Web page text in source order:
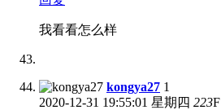
我看看怎么样
kongya27 1
2020-12-31 19:55:01 星期四 223F